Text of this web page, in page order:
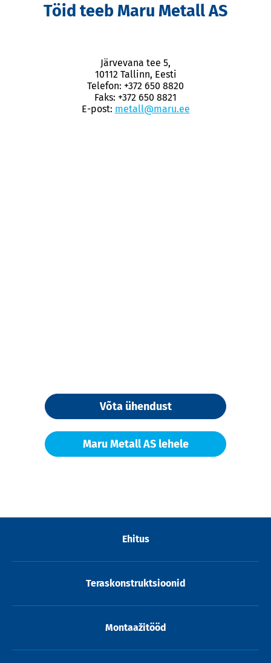
Töid teeb Maru Metall AS
Järvevana tee 5,
10112 Tallinn, Eesti
Telefon: +372 650 8820
Faks: +372 650 8821
E-post: metall@maru.ee
Võta ühendust
Maru Metall AS lehele
Ehitus
Teraskonstruktsioonid
Montaažitööd